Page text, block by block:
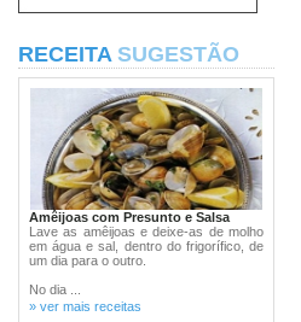
RECEITA SUGESTÃO
Amêijoas com Presunto e Salsa
Lave as amêijoas e deixe-as de molho
em água e sal, dentro do frigorífico, de
um dia para o outro.
No dia ...
» ver mais receitas